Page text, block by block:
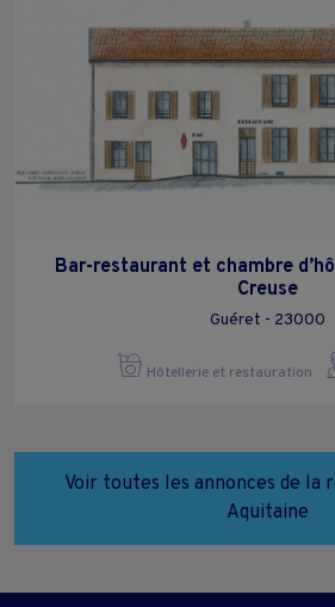
Bar-restaurant et chambre
Creuse
Guéret - 23000
Hôtellerie et restauration
Voir toutes les annonces de la
Aquitaine